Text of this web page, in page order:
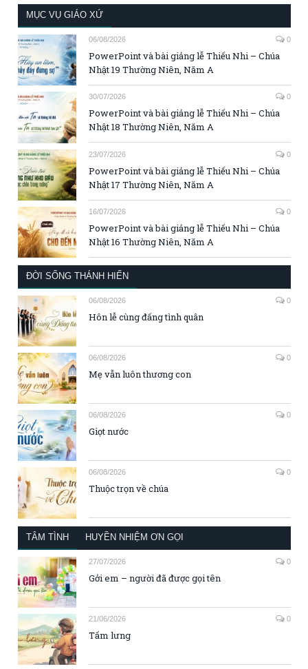
MỤC VỤ GIÁO XỨ
06/08/2026 0
PowerPoint và bài giảng lễ Thiếu Nhi – Chúa
Nhật 19 Thường Niên, Năm A
30/07/2026 0
PowerPoint và bài giảng lễ Thiếu Nhi – Chúa
Nhật 18 Thường Niên, Năm A
23/07/2026 0
PowerPoint và bài giảng lễ Thiếu Nhi – Chúa
Nhật 17 Thường Niên, Năm A
16/07/2026 0
PowerPoint và bài giảng lễ Thiếu Nhi – Chúa
Nhật 16 Thường Niên, Năm A
ĐỜI SỐNG THÁNH HIẾN
06/08/2026 0
Hôn lễ cùng đấng tình quân
06/08/2026 0
Mẹ vẫn luôn thương con
06/08/2026 0
Giọt nước
06/08/2026 0
Thuộc trọn về chúa
TÂM TÌNH HUYỀN NHIỆM ƠN GỌI
27/07/2026 0
Gởi em – người đã được gọi tên
21/06/2026 0
Tấm lưng